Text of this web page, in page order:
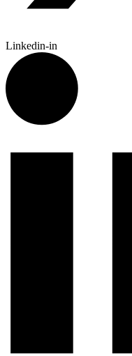
Linkedin-in